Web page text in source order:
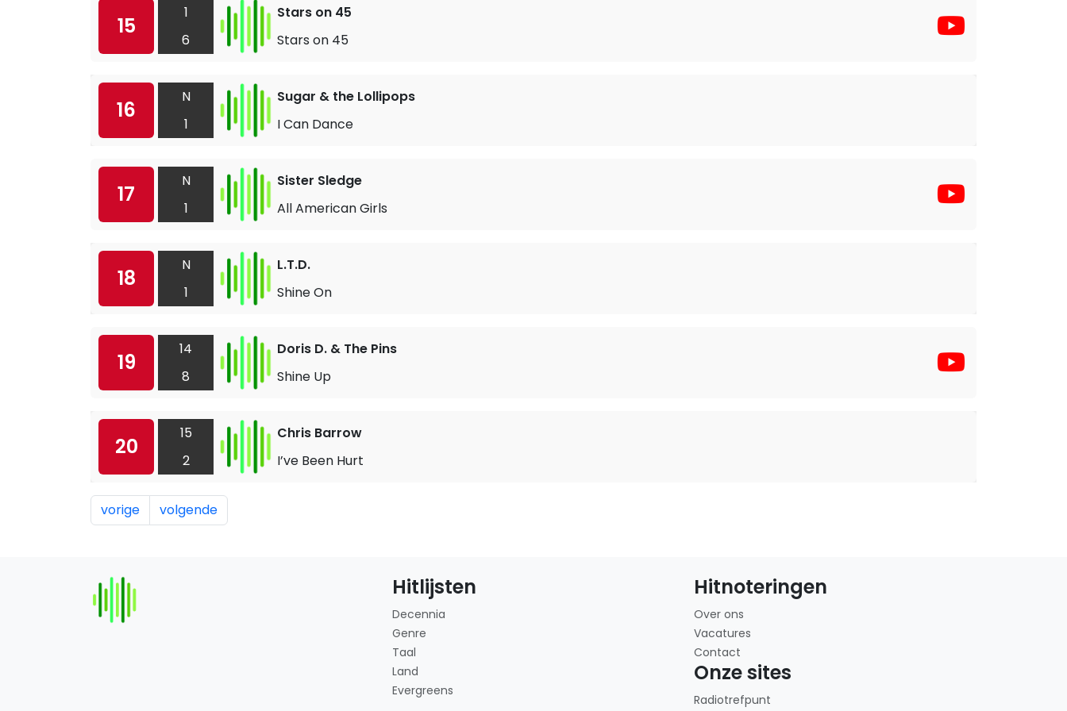
15
1
6
Stars on 45
Stars on 45
16
N
1
Sugar & the Lollipops
I Can Dance
17
N
1
Sister Sledge
All American Girls
18
N
1
L.T.D.
Shine On
19
14
8
Doris D. & The Pins
Shine Up
20
15
2
Chris Barrow
I’ve Been Hurt
vorige volgende
Hitlijsten
Decennia
Genre
Taal
Land
Evergreens
Hitnoteringen
Over ons
Vacatures
Contact
Onze sites
Radiotrefpunt